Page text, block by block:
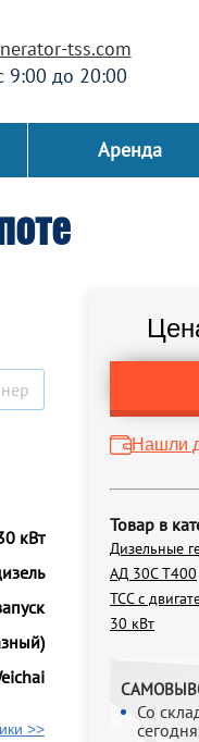
tss.com
9:00 до 20:00
Аренда
Нашли
Товар в
Дизельные
АД 30С Т400
ТСС с
30 кВт
Со
кВт
>>